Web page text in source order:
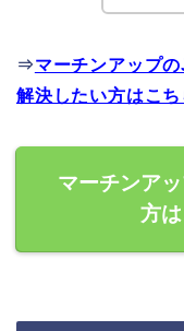
⇒マーチンアップ
解決したい方はこち
マーチンア
方